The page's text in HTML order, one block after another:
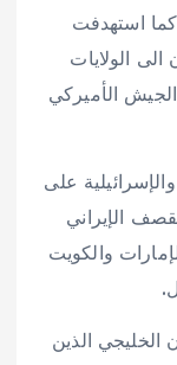
استهدفت
الولايات
الأميركي
على
الإيراني
والكويت
الذين